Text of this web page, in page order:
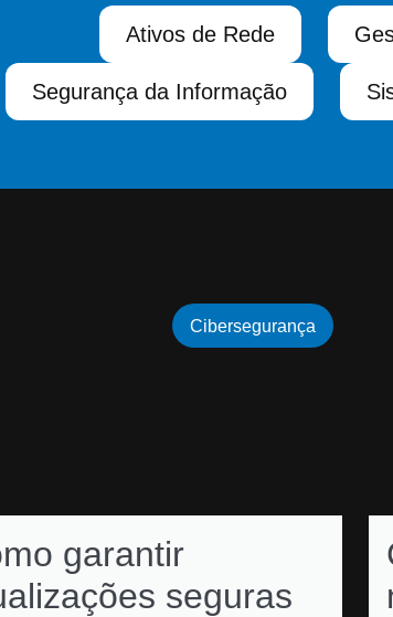
Ativos de Rede
Segurança da Informação
garantir
seguras
Cibersegurança